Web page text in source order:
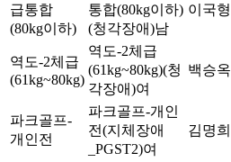
급통합
(80kg이하)
통합(80kg이하)
(청각장애)남
이국형
역도-2체급
(61kg~80kg)
역도-2체급
(61kg~80kg)(청
각장애)여
백승옥
파크골프-
개인전
파크골프-개인
전(지체장애
_PGST2)여
김명희